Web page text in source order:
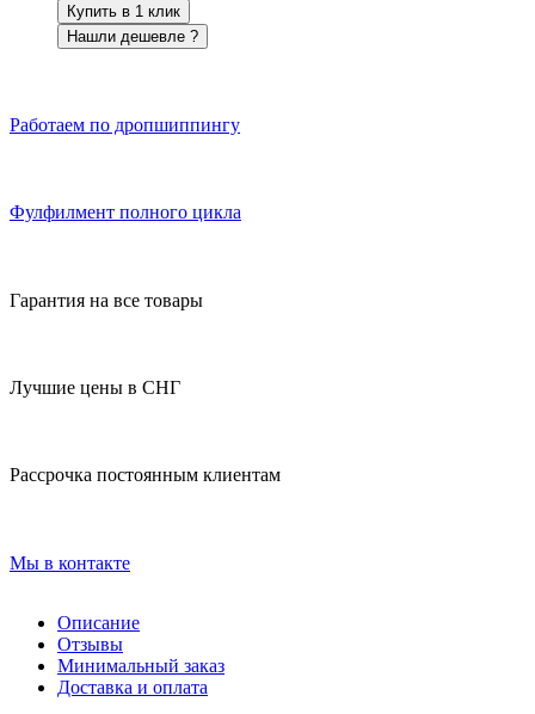
Купить в 1 клик
Нашли дешевле ?
Работаем по дропшиппингу
Фулфилмент полного цикла
Гарантия на все товары
Лучшие цены в СНГ
Рассрочка постоянным клиентам
Мы в контакте
Описание
Отзывы
Минимальный заказ
Доставка и оплата